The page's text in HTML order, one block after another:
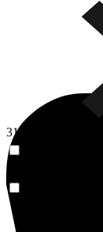
31个商品
颜色